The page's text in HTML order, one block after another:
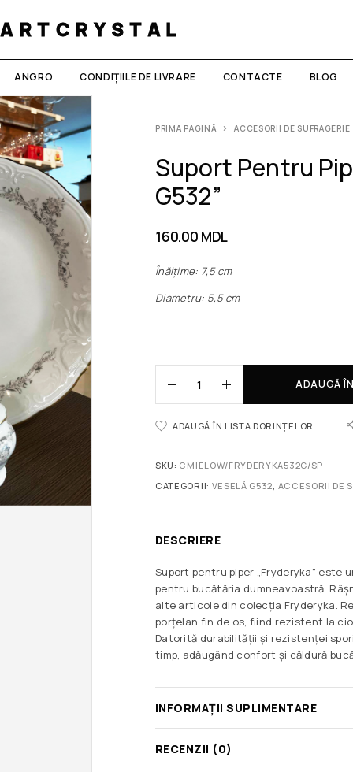
ARTCRYSTAL
ANGRO CONDIȚIILE DE LIVRARE CONTACTE BLOG
PRIMA PAGINĂ АCCESORII DE SUFRAGERIE
Suport Pentru
G532”
160.00 MDL
Înălțime: 7,5 cm
Diametru: 5,5 cm
ADAUGĂ
ADAUGĂ ÎN LISTA DORINȚELOR
SKU: CMIELOW/FRYDERYKA532G/SP
CATEGORII: VESELĂ G532, АCCESORII DE
DESCRIERE
Suport pentru piper „Fryderyka” este
pentru bucătăria dumneavoastră.
alte articole din colecția Fryderyka.
porțelan fin de os, fiind rezistent la
Datorită durabilității și rezistenței
timp, adăugând confort și căldură
INFORMAȚII SUPLIMENTARE
RECENZII (0)